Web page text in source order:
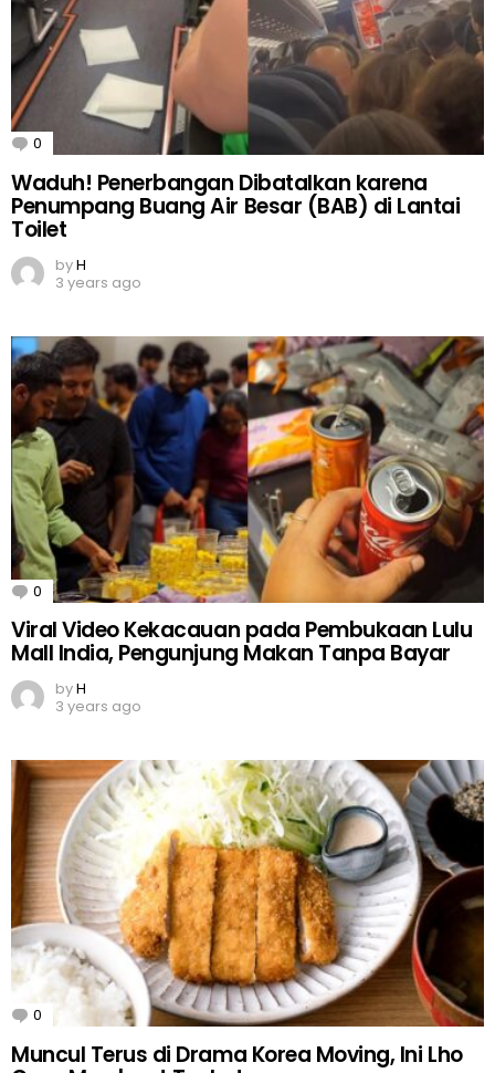
0
Waduh! Penerbangan Dibatalkan karena
Penumpang Buang Air Besar (BAB) di Lantai
Toilet
byH
3 years ago
0 Comments
Viral Video Kekacauan pada Pembukaan Lulu
Mall India, Pengunjung Makan Tanpa Bayar
byH
3 years ago
0 Comments
Muncul Terus di Drama Korea Moving, Ini Lho